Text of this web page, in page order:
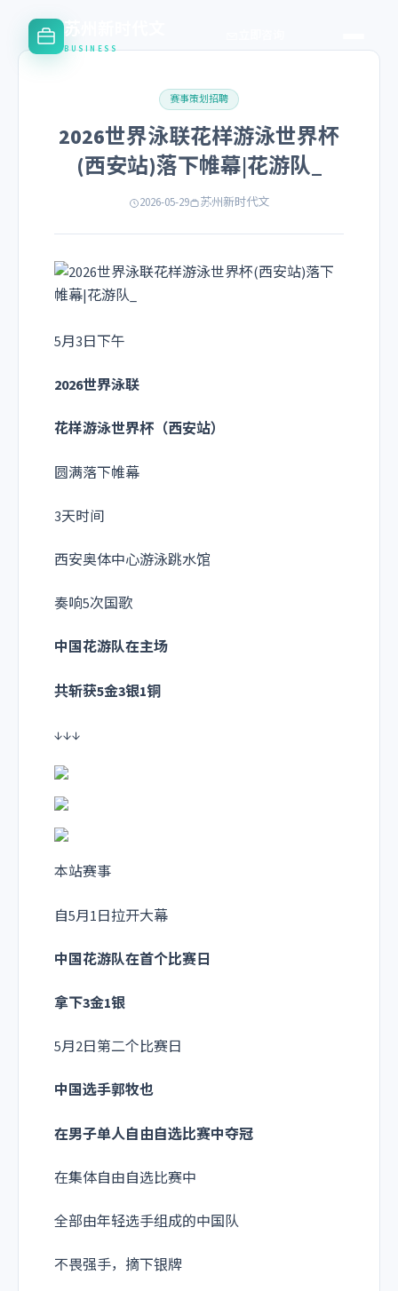
苏州新时代文
BUSINESS
赛事策划招聘
2026世界泳联花样游泳世界杯
(西安站)落下帷幕|花游队_
2026-05-29 苏州新时代文
5月3日下午
2026世界泳联
花样游泳世界杯（西安站）
圆满落下帷幕
3天时间
西安奥体中心游泳跳水馆
奏响5次国歌
中国花游队在主场
共斩获5金3银1铜
↓↓↓
本站赛事
自5月1日拉开大幕
中国花游队在首个比赛日
拿下3金1银
5月2日第二个比赛日
中国选手郭牧也
在男子单人自由自选比赛中夺冠
在集体自由自选比赛中
全部由年轻选手组成的中国队
不畏强手，摘下银牌